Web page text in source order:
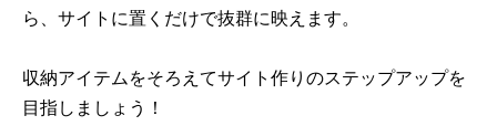
ら、サイトに置くだけで抜群に映えます。
収納アイテムをそろえてサイト作りのステップアップを
目指しましょう！